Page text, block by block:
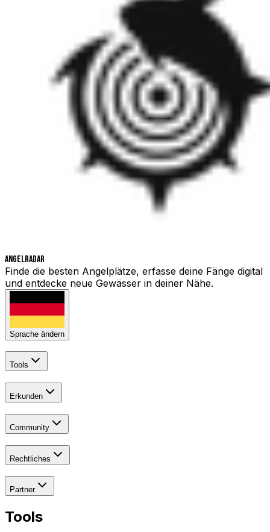
Angelradar
Finde die besten Angelplätze, erfasse deine Fänge digital
und entdecke neue Gewässer in deiner Nähe.
Sprache ändern
Tools
Erkunden
Community
Rechtliches
Partner
Tools